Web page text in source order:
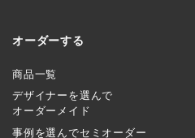
オーダーする
商品一覧
デザイナーを選んで
オーダーメイド
事例を選んでセミオーダー